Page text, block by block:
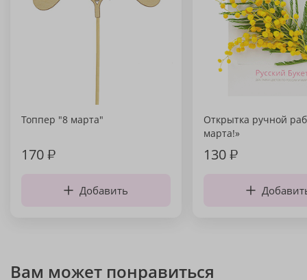
Топпер "8 марта"
170₽
Добавить
Открытка ручной
марта!»
130₽
Вам может понравиться